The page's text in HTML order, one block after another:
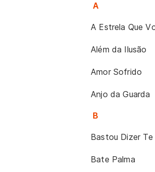
A
A Estrela Que
Além da Ilusão
Amor Sofrido
Anjo da Guarda
B
Bastou Dizer Te
Bate Palma